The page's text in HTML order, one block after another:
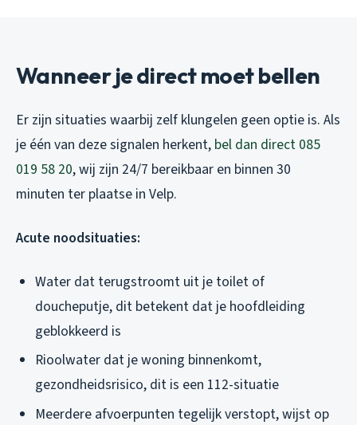
Wanneer je direct moet bellen
Er zijn situaties waarbij zelf klungelen geen optie is. Als
je één van deze signalen herkent, bel dan direct 085
019 58 20, wij zijn 24/7 bereikbaar en binnen 30
minuten ter plaatse in Velp.
Acute noodsituaties:
Water dat terugstroomt uit je toilet of
doucheputje, dit betekent dat je hoofdleiding
geblokkeerd is
Rioolwater dat je woning binnenkomt,
gezondheidsrisico, dit is een 112-situatie
Meerdere afvoerpunten tegelijk verstopt, wijst op